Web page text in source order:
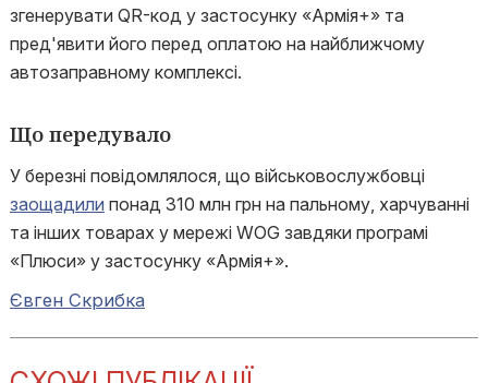
згенерувати QR-код у застосунку «Армія+» та
пред'явити його перед оплатою на найближчому
автозаправному комплексі.
Що передувало
У березні повідомлялося, що військовослужбовці
заощадили понад 310 млн грн на пальному, харчуванні
та інших товарах у мережі WOG завдяки програмі
«Плюси» у застосунку «Армія+».
Євген Скрибка